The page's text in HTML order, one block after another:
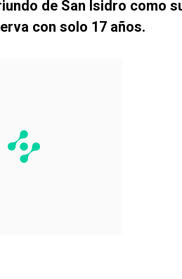
de San Isidro como
con solo 17 años.